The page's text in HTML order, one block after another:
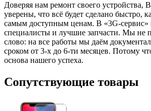
Доверяя нам ремонт своего устройства,
уверены, что всё будет сделано быстро,
самым доступным ценам. В «3G-сервис»
специалисты и лучшие запчасти. Мы не
слово: на все работы мы даём
сроком от 3-х до 6-ти месяцев. Потому
основа нашего успеха.
Сопутствующие товары